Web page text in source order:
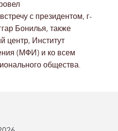
с президентом, г-
Бонилья, также
центр, Институт
(МФИ) и ко всем
общества.